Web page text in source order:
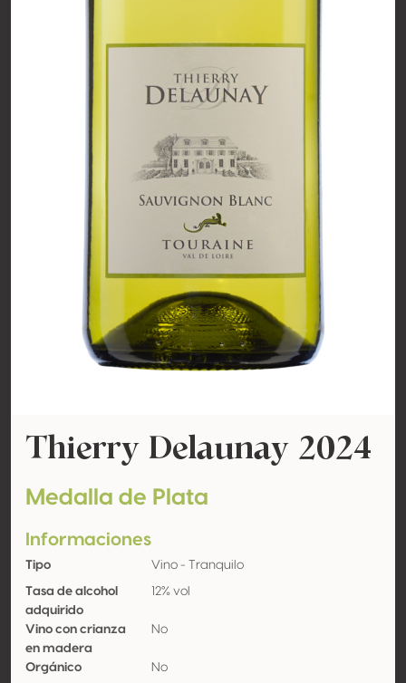
Thierry Delaunay 2024
Medalla de Plata
Informaciones
Tipo Vino - Tranquilo
Tasa de alcohol
adquirido
12% vol
Vino con crianza
en madera
No
Orgánico No